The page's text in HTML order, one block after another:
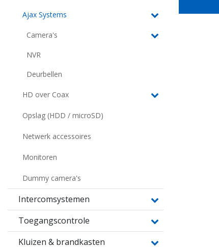
Ajax Systems
Camera's
NVR
Deurbellen
HD over Coax
Opslag (HDD / microSD)
Netwerk accessoires
Monitoren
Dummy camera's
Intercomsystemen
Toegangscontrole
Kluizen & brandkasten